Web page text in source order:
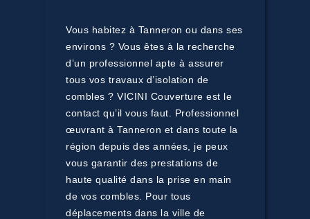
Vous habitez à Tanneron ou dans ses
environs ? Vous êtes à la recherche
d’un professionnel apte à assurer
tous vos travaux d’isolation de
combles ? VICINI Couverture est le
contact qu’il vous faut. Professionnel
œuvrant à Tanneron et dans toute la
région depuis des années, je peux
vous garantir des prestations de
haute qualité dans la prise en main
de vos combles. Pour tous
déplacements dans la ville de